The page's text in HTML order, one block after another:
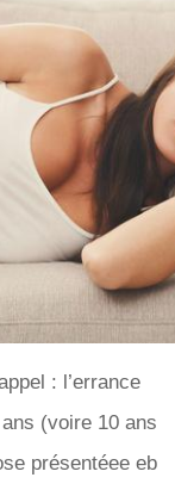
: l’errance
(voire 10 ans
présentéee eb